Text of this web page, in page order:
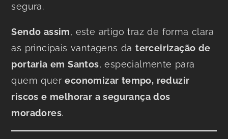
segura.
Sendo assim, este artigo traz de forma clara
as principais vantagens daterceirização de
portaria em Santos, especialmente para
quem quereconomizar tempo, reduzir
riscos e melhorar a segurança dos
moradores.